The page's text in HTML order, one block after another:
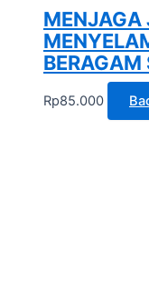
MENJAGA
BERAGAM
Rp85.000